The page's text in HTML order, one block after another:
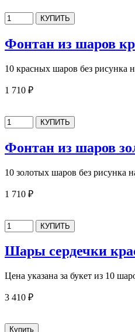
Фонтан из шаров
10 красных шаров без рисунка
1 710 ₽
Фонтан из шаров
10 золотых шаров без рисунка
1 710 ₽
Шары сердечки
Цена указана за букет из 10
3 410 ₽